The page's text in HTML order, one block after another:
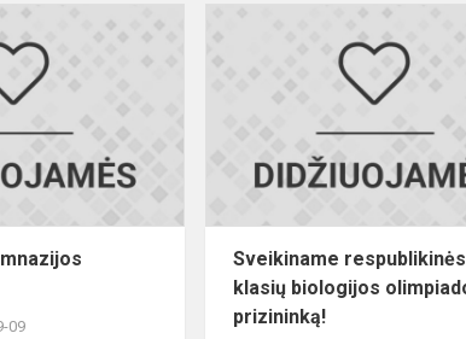
09
Sveikiname
klasių biologijos
prizininką!